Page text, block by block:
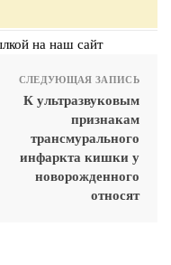
на наш сайт
СЛЕДУЮЩАЯ ЗАПИСЬ
К ультразвуковым
признакам
трансмурального
инфаркта кишки у
новорожденного
относят